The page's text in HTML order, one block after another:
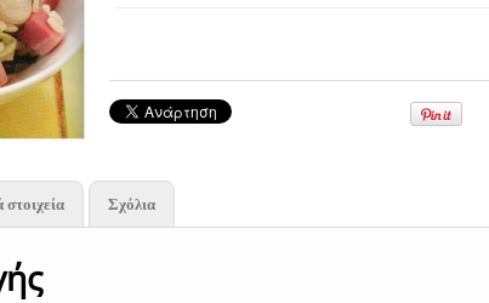
στοιχεία Σχόλια